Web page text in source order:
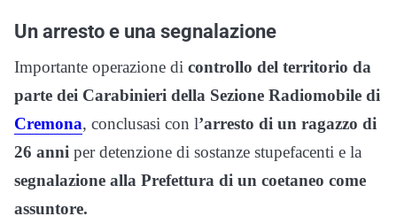
Un arresto e una segnalazione
Importante operazione di controllo del territorio da
parte dei Carabinieri della Sezione Radiomobile di
Cremona, conclusasi con l’arresto di un ragazzo di
26 anni per detenzione di sostanze stupefacenti e la
segnalazione alla Prefettura di un coetaneo come
assuntore.